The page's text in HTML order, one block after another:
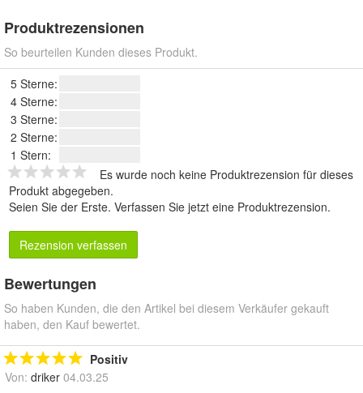
Produktrezensionen
So beurteilen Kunden dieses Produkt.
5 Sterne:
4 Sterne:
3 Sterne:
2 Sterne:
1 Stern:
Es wurde noch keine Produktrezension für dieses
Produkt abgegeben.
Seien Sie der Erste. Verfassen Sie jetzt eine Produktrezension.
Rezension verfassen
Bewertungen
So haben Kunden, die den Artikel bei diesem Verkäufer gekauft
haben, den Kauf bewertet.
Positiv
Von: driker 04.03.25